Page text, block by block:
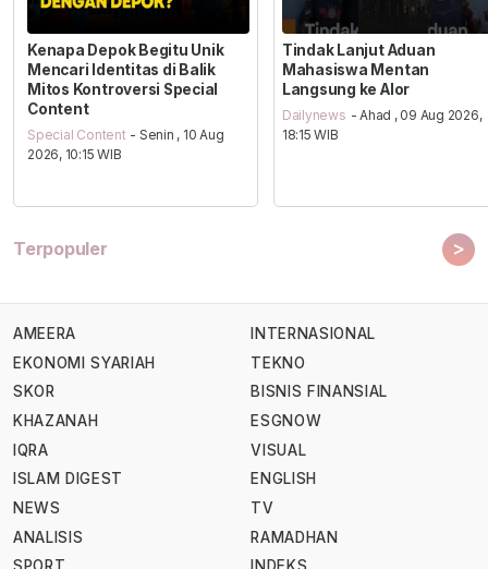
Kenapa Depok Begitu Unik
Mencari Identitas di Balik
Mitos Kontroversi Special
Content
Special Content - Senin , 10 Aug
2026, 10:15 WIB
Tindak Lanjut Aduan
Mahasiswa Mentan
Langsung ke Alor
Dailynews - Ahad , 09 Aug 2026,
18:15 WIB
Terpopuler >
AMEERA
EKONOMI SYARIAH
SKOR
KHAZANAH
IQRA
ISLAM DIGEST
NEWS
ANALISIS
INTERNASIONAL
TEKNO
BISNIS FINANSIAL
ESGNOW
VISUAL
ENGLISH
TV
RAMADHAN